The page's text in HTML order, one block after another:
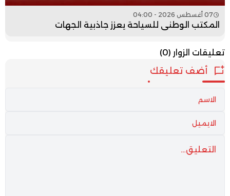
07 أغسطس 2026 - 04:00
المكتب الوطني للسياحة يعزز جاذبية الجهات
تعليقات الزوار (0)
أضف تعليقك